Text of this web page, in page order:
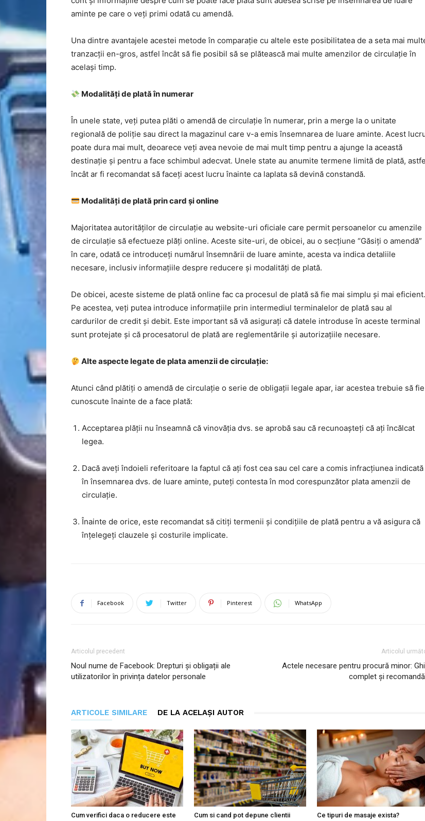
aminte pe care o veți primi odată cu amendă.
Una dintre avantajele acestei metode în comparație cu altele este posibilitatea de a seta mai
tranzacții en-gros, astfel încât să fie posibil să se plătească mai multe amenzilor de circulație în
același timp.
Modalități de plată în numerar
În unele state, veți putea plăti o amendă de circulație în numerar, prin a merge la o unitate
regională de poliție sau direct la magazinul care v-a emis însemnarea de luare aminte. Acest
poate dura mai mult, deoarece veți avea nevoie de mai mult timp pentru a ajunge la această
destinație și pentru a face schimbul adecvat. Unele state au anumite termene limită de plată,
încât ar fi recomandat să faceți acest lucru înainte ca laplata să devină constandă.
Modalități de plată prin card și online
Majoritatea autorităților de circulație au website-uri oficiale care permit persoanelor cu amenzile
de circulație să efectueze plăți online. Aceste site-uri, de obicei, au o secțiune “Găsiți o amendă”
în care, odată ce introduceți numărul însemnării de luare aminte, acesta va indica detaliile
necesare, inclusiv informațiile despre reducere și modalități de plată.
De obicei, aceste sisteme de plată online fac ca procesul de plată să fie mai simplu și mai eficient.
Pe acestea, veți putea introduce informațiile prin intermediul terminalelor de plată sau al
cardurilor de credit și debit. Este important să vă asigurați că datele introduse în aceste terminal
sunt protejate și că procesatorul de plată are reglementările și autorizațiile necesare.
Alte aspecte legate de plata amenzii de circulație:
Atunci când plătiți o amendă de circulație o serie de obligații legale apar, iar acestea trebuie să fie
cunoscute înainte de a face plată:
Acceptarea plății nu înseamnă că vinovăția dvs. se aprobă sau că recunoașteți că ați încălcat
legea.
Dacă aveți îndoieli referitoare la faptul că ați fost cea sau cel care a comis infracțiunea indicată
în însemnarea dvs. de luare aminte, puteți contesta în mod corespunzător plata amenzii de
circulație.
Înainte de orice, este recomandat să citiți termenii și condițiile de plată pentru a vă asigura că
înțelegeți clauzele și costurile implicate.
Facebook Twitter Pinterest WhatsApp
Articolul precedent
Noul nume de Facebook: Drepturi și obligații ale
utilizatorilor în privința datelor personale
Articolul
Actele necesare pentru procură minor:
complet și
ARTICOLE SIMILARE DE LA ACELAȘI AUTOR
Cum verifici daca o reducere este Cum si cand pot depune clientii Ce tipuri de masaje exista?